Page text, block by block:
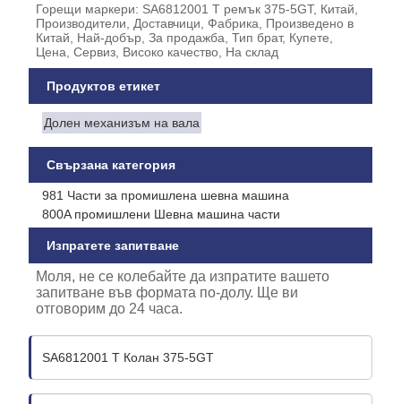
Горещи маркери: SA6812001 T ремък 375-5GT, Китай,
Производители, Доставчици, Фабрика, Произведено в
Китай, Най-добър, За продажба, Тип брат, Купете,
Цена, Сервиз, Високо качество, На склад
Продуктов етикет
Долен механизъм на вала
Свързана категория
981 Части за промишлена шевна машина
800A промишлени Шевна машина части
Изпратете запитване
Моля, не се колебайте да изпратите вашето
запитване във формата по-долу. Ще ви
отговорим до 24 часа.